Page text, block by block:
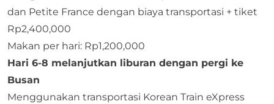
dan Petite France dengan biaya transportasi + tiket
Rp2,400,000
Makan per hari: Rp1,200,000
Hari 6-8 melanjutkan liburan dengan pergi ke
Busan
Menggunakan transportasi Korean Train eXpress